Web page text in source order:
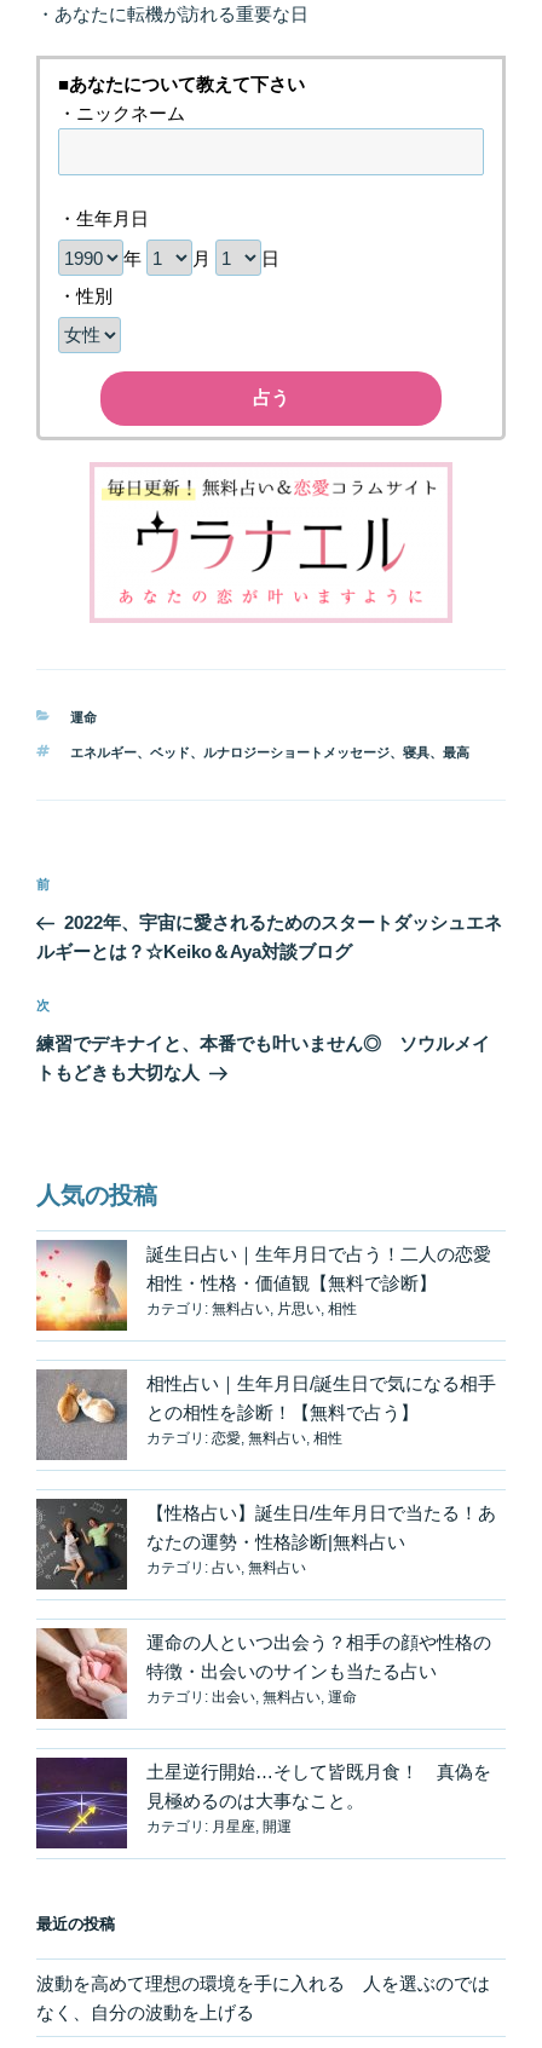
・あなたに転機が訪れる重要な日
■あなたについて教えて下さい
・ニックネーム
・生年月日
年
月
日
・性別
占う
カ
ゴ
ー
運命
タ
エネルギー、 ベッド、 ルナロジーショートメッセージ、 寝具、 最高
投
ナ
ゲ
ー
シ
前
の
投
前
2022年、宇宙に愛されるためのスタートダッシュエネ
ルギーとは？☆Keiko＆Aya対談ブログ
次
の
投
次
練習でデキナイと、本番でも叶いません◎ ソウルメイ
トもどきも大切な人
人気の投稿
誕生日占い｜生年月日で占う！二人の恋愛
相性・性格・価値観【無料で診断】
カテゴリ: 無料占い, 片思い, 相性
相性占い｜生年月日/誕生日で気になる相手
との相性を診断！【無料で占う】
カテゴリ: 恋愛, 無料占い, 相性
【性格占い】誕生日/生年月日で当たる！あ
なたの運勢・性格診断|無料占い
カテゴリ: 占い, 無料占い
運命の人といつ出会う？相手の顔や性格の
特徴・出会いのサインも当たる占い
カテゴリ: 出会い, 無料占い, 運命
土星逆行開始…そして皆既月食！ 真偽を
見極めるのは大事なこと。
カテゴリ: 月星座, 開運
最近の投稿
波動を高めて理想の環境を手に入れる 人を選ぶのでは
なく、自分の波動を上げる